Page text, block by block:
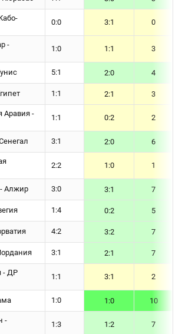
0:0 3:1 0
-
1:0 1:1 3
5:1 2:0 4
1:1 2:1 3
Аравия -
1:1 0:2 2
3:1 2:0 6
2:2 1:0 1
Алжир 3:0 3:1 7
1:4 0:2 5
4:2 3:2 7
3:1 2:1 7
- ДР
1:1 3:1 2
1:0 1:0 10
-
1:3 1:2 7